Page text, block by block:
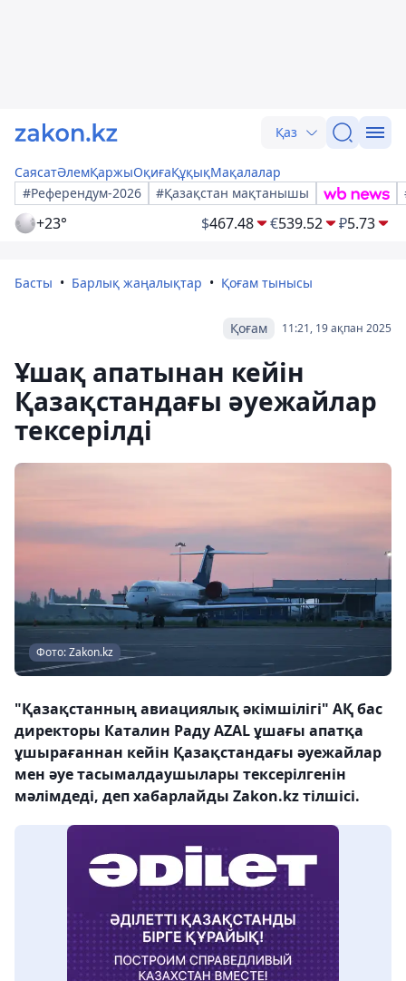
Қаз
СаясатӘлемҚаржыОқиғаҚұқықМақалалар
#Референдум-2026
#Қазақстан мақтанышы
+23° $467.48 €539.52 ₽5.73
Басты Барлық жаңалықтар Қоғам тынысы
11:21, 19 ақпан 2025
Қоғам
Ұшақ апатынан кейін
Қазақстандағы әуежайлар
тексерілді
Фото: Zakon.kz
"Қазақстанның авиациялық әкімшілігі" АҚ бас
директоры Каталин Раду AZAL ұшағы апатқа
ұшырағаннан кейін Қазақстандағы әуежайлар
мен әуе тасымалдаушылары тексерілгенін
мәлімдеді, деп хабарлайды Zakon.kz тілшісі.